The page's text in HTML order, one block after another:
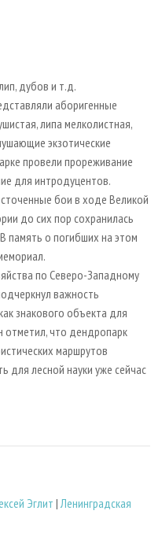
дубов и т.д.
аборигенные
липа мелколистная,
экзотические
провели прореживание
для интродуцентов.
бои в ходе Великой
до сих пор сохранилась
память о погибших на этом
по Северо-Западному
важность
знакового объекта для
отметил, что дендропарк
маршрутов
для лесной науки уже сейчас
Эглит |Ленинградская